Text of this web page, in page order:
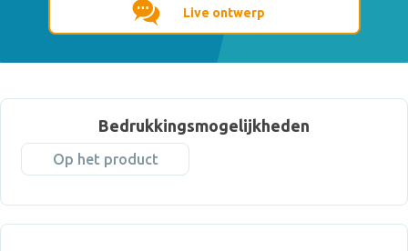
Live ontwerp
Bedrukkingsmogelijkheden
Op het product